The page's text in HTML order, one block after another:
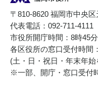
〒810-8620 福岡市中央
代表電話：092-711-4111
市役所開庁時間：8時45
各区役所の窓口受付時間
(土・日・祝日・年末年始
※一部、開庁・窓口受付